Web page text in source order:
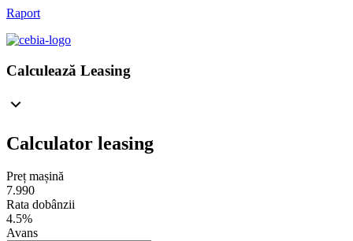
Raport
Calculează Leasing
Calculator leasing
Preț mașină
7.990
Rata dobânzii
4.5%
Avans